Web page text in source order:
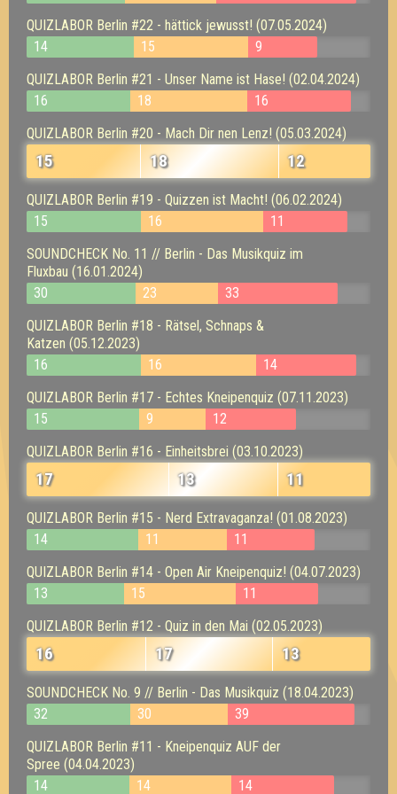
QUIZLABOR Berlin #22 - hättick jewusst! (07.05.2024)
14
15
9
QUIZLABOR Berlin #21 - Unser Name ist Hase! (02.04.2024)
16
18
16
QUIZLABOR Berlin #20 - Mach Dir nen Lenz! (05.03.2024)
15 18 12
QUIZLABOR Berlin #19 - Quizzen ist Macht! (06.02.2024)
15
16
11
SOUNDCHECK No. 11 // Berlin - Das Musikquiz im
Fluxbau (16.01.2024)
30
23
33
QUIZLABOR Berlin #18 - Rätsel, Schnaps &
Katzen (05.12.2023)
16
16
14
QUIZLABOR Berlin #17 - Echtes Kneipenquiz (07.11.2023)
15
9
12
QUIZLABOR Berlin #16 - Einheitsbrei (03.10.2023)
17 13 11
QUIZLABOR Berlin #15 - Nerd Extravaganza! (01.08.2023)
14
11
11
QUIZLABOR Berlin #14 - Open Air Kneipenquiz! (04.07.2023)
13
15
11
QUIZLABOR Berlin #12 - Quiz in den Mai (02.05.2023)
16 17 13
SOUNDCHECK No. 9 // Berlin - Das Musikquiz (18.04.2023)
32
30
39
QUIZLABOR Berlin #11 - Kneipenquiz AUF der
Spree (04.04.2023)
14
14 14